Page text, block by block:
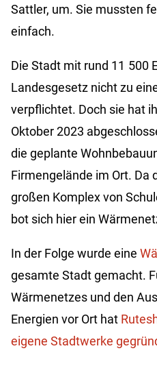
Sattler, um. Sie mussten
einfach.
Die Stadt mit rund 11 500
Landesgesetz nicht zu
verpflichtet. Doch sie hat
Oktober 2023
die geplante
Firmengelände im Ort. Da
großen Komplex von
bot sich hier ein
In der Folge wurde eine
gesamte Stadt gemacht.
Wärmenetzes und den
Energien vor Ort hat
eigene Stadtwerke